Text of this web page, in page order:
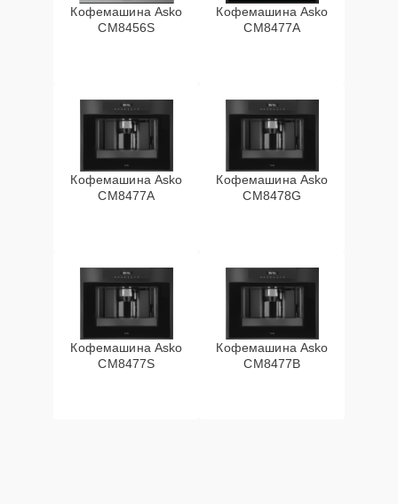
Кофемашина Asko
CM8456S
Кофемашина Asko
CM8477A
Кофемашина Asko
СМ8477А
Кофемашина Asko
CM8478G
Кофемашина Asko
CM8477S
Кофемашина Asko
CM8477B